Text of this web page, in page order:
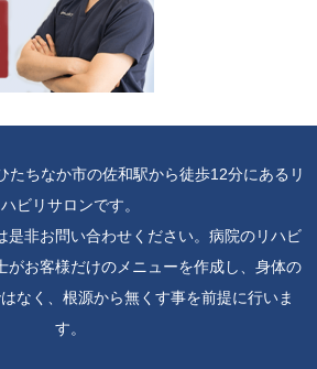
たちなか市の佐和駅から徒歩12分にあるリ
ハビリサロンです。
是非お問い合わせください。病院のリハビ
がお客様だけのメニューを作成し、身体の
なく、根源から無くす事を前提に行いま
す。